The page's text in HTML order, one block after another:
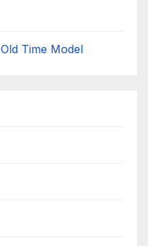
Old Time Model